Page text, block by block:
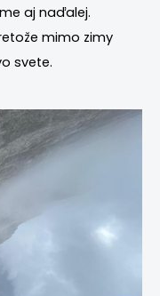
aj naďalej.
mimo zimy
svete.